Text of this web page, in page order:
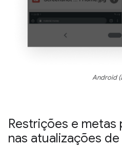
Android
Restrições e metas
nas atualizações